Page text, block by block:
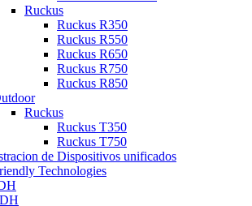
Ruckus
Ruckus R350
Ruckus R550
Ruckus R650
Ruckus R750
Ruckus R850
Ruckus
Ruckus T350
Ruckus T750
de Dispositivos unificados
Technologies